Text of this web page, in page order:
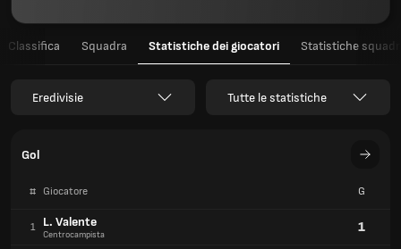
Classifica Squadra Statistiche dei giocatori Statistiche
Eredivisie Tutte le statistiche
Gol
# Giocatore G
1 L. Valente
Centrocampista 1